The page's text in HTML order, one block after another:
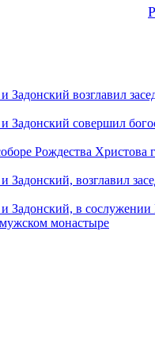
возглавил
совершил
Рождества Христова
возглавил
в
монастыре